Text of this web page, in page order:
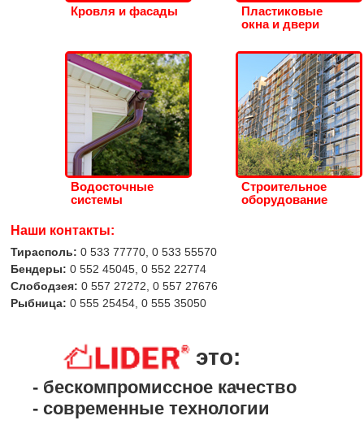
Кровля и фасады
Пластиковые
окна и двери
Водосточные
системы
Строительное
оборудование
Наши контакты:
Тирасполь: 0 533 77770, 0 533 55570
Бендеры: 0 552 45045, 0 552 22774
Слободзея: 0 557 27272, 0 557 27676
Рыбница: 0 555 25454, 0 555 35050
это:
- бескомпромиссное качество
- современные технологии